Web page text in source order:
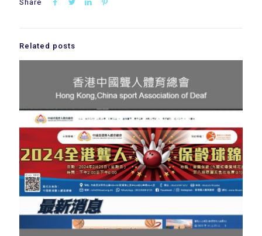
Share
Related posts